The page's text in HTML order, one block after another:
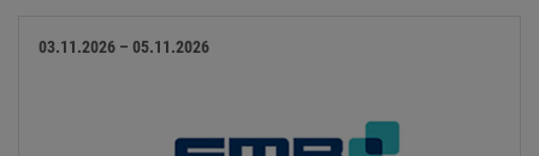
03.11.2026 – 05.11.2026